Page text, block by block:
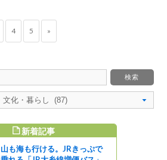
4 5 »
新着記事
山も海も行ける。JRきっぷで